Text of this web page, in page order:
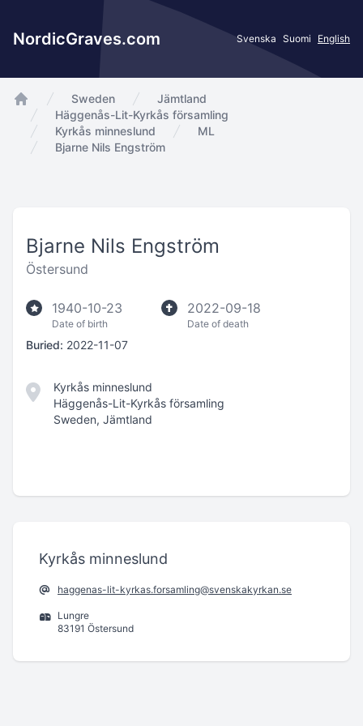
NordicGraves.com Svenska Suomi English
app.Start
Sweden
Jämtland
Häggenås-Lit-Kyrkås församling
Kyrkås minneslund
ML
Bjarne Nils Engström
Bjarne Nils Engström
Östersund
1940-10-23
Date of birth
2022-09-18
Date of death
Buried: 2022-11-07
Kyrkås minneslund
Häggenås-Lit-Kyrkås församling
Sweden, Jämtland
Kyrkås minneslund
haggenas-lit-kyrkas.forsamling@svenskakyrkan.se
Lungre
83191 Östersund